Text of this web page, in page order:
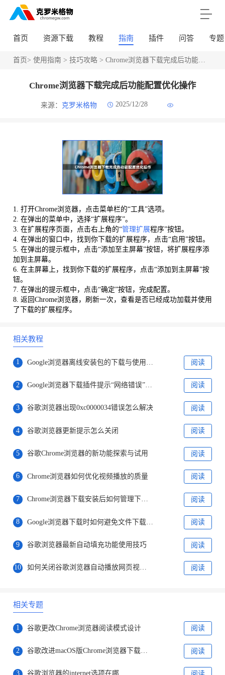
首页 资源下载 教程 指南 插件 问答 专题
首页> 使用指南 > 技巧攻略> Chrome浏览器下载完成后功能配置优化操作
Chrome浏览器下载完成后功能配置优化操作
来源： 克罗米格物 2025/12/28
1. 打开Chrome浏览器，点击菜单栏的“工具”选项。
2. 在弹出的菜单中，选择“扩展程序”。
3. 在扩展程序页面，点击右上角的“管理扩展程序”按钮。
4. 在弹出的窗口中，找到你下载的扩展程序，点击“启用”按钮。
5. 在弹出的提示框中，点击“添加至主屏幕”按钮，将扩展程序添
加到主屏幕。
6. 在主屏幕上，找到你下载的扩展程序，点击“添加到主屏幕”按
钮。
7. 在弹出的提示框中，点击“确定”按钮，完成配置。
8. 返回Chrome浏览器，刷新一次，查看是否已经成功加载并使用
了下载的扩展程序。
相关教程
1 阅读
2 Google浏览器下载插件提示“网络错误”怎么办 阅读
3 谷歌浏览器出现0xc0000034错误怎么解决 阅读
4 谷歌浏览器更新提示怎么关闭 阅读
5 谷歌Chrome浏览器的新功能探索与试用 阅读
6 Chrome浏览器如何优化视频播放的质量 阅读
7 Chrome浏览器下载安装后如何管理下载历史记录 阅读
8 Google浏览器下载时如何避免文件下载速度过慢 阅读
9 谷歌浏览器最新自动填充功能使用技巧 阅读
10 如何关闭谷歌浏览器自动播放网页视频功能 阅读
相关专题
1 谷歌更改Chrome浏览器阅读模式设计 阅读
2 谷歌改进macOS版Chrome浏览器下载体验 阅读
3 谷歌浏览器的internet选项在哪